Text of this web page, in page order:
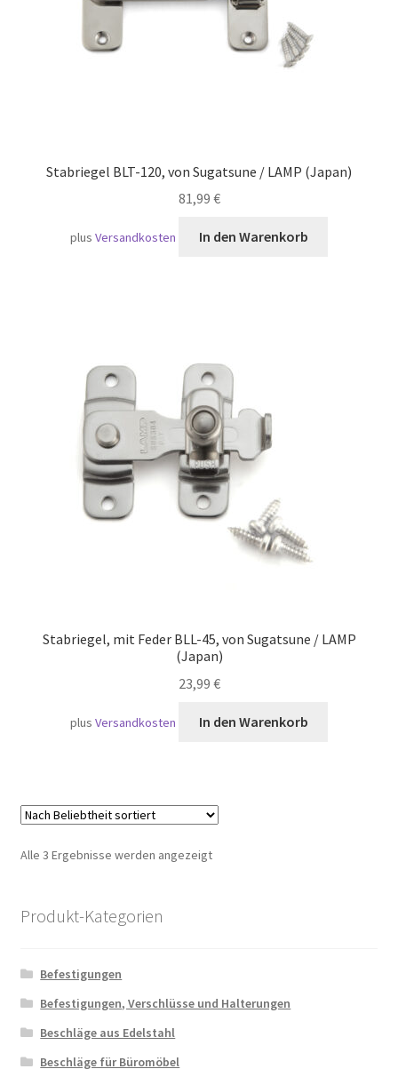
Stabriegel BLT-120, von Sugatsune / LAMP (Japan)
81,99 €
plus Versandkosten In den Warenkorb
Stabriegel, mit Feder BLL-45, von Sugatsune / LAMP
(Japan)
23,99 €
plus Versandkosten In den Warenkorb
Alle 3 Ergebnisse werden angezeigtNach
Produkt-Kategorien
Befestigungen
Befestigungen, Verschlüsse und Halterungen
Beschläge aus Edelstahl
Beschläge für Büromöbel